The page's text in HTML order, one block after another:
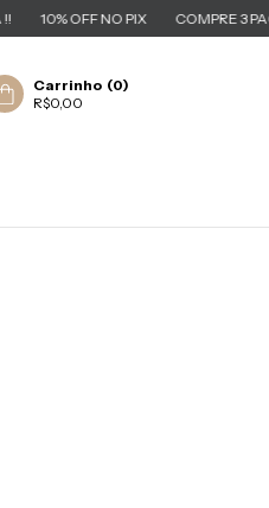
10% OFF NO PIX COMPRE 3
Carrinho (0)
R$0,00